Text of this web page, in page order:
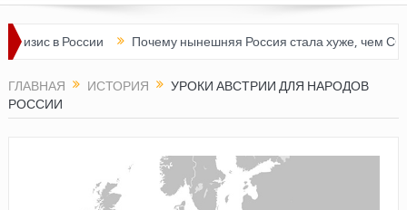
Почему нынешняя Россия стала хуже, чем СССР?
ГЛАВНАЯ ИСТОРИЯ
УРОКИ АВСТРИИ ДЛЯ НАРОДОВ
РОССИИ